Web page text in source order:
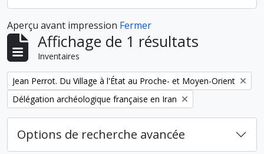
Aperçu avant impression Fermer
Affichage de 1 résultats
Inventaires
Remove filter:
Jean Perrot. Du Village à l'État au Proche- et Moyen-Orient
Remove filter:
Délégation archéologique française en Iran
Options de recherche avancée